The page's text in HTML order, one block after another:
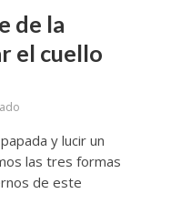
de la
el cuello
y lucir un
las tres formas
de este